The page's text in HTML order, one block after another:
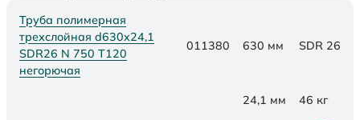
Труба полимерная
трехслойная d630x24,1
SDR26 N 750 Т120
негорючая
011380 630 мм SDR 26
24,1 мм 46 кг